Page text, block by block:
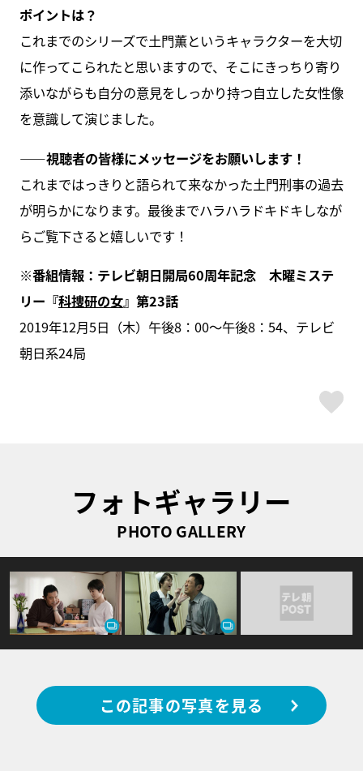
ポイントは？
これまでのシリーズで土門薫というキャラクターを大切
に作ってこられたと思いますので、そこにきっちり寄り
添いながらも自分の意見をしっかり持つ自立した女性像
を意識して演じました。
――視聴者の皆様にメッセージをお願いします！
これまではっきりと語られて来なかった土門刑事の過去
が明らかになります。最後までハラハラドキドキしなが
らご覧下さると嬉しいです！
※番組情報：テレビ朝日開局60周年記念 木曜ミステ
リー『科捜研の女』第23話
2019年12月5日（木）午後8：00～午後8：54、テレビ
朝日系24局
フォトギャラリー
PHOTO GALLERY
この記事の写真を見る